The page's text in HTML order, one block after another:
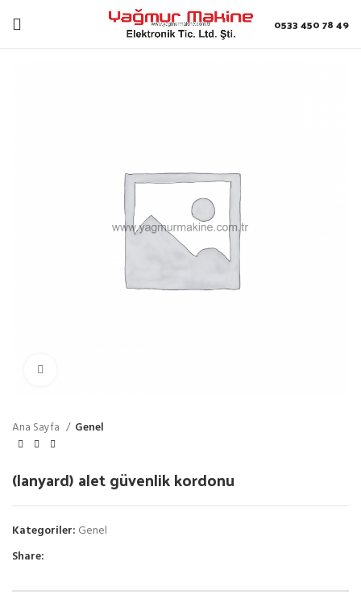
0533 450 78 49
Ana Sayfa Genel
(lanyard) alet güvenlik kordonu
Kategoriler: Genel
Share: